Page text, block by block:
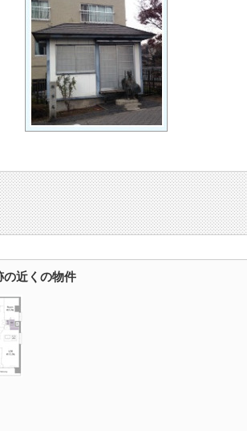
の近くの物件